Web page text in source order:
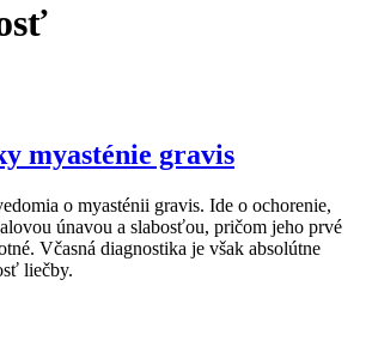
myasténie gravis
o myasténii gravis. Ide o ochorenie,
únavou a slabosťou, pričom jeho prvé
Včasná diagnostika je však absolútne
liečby.